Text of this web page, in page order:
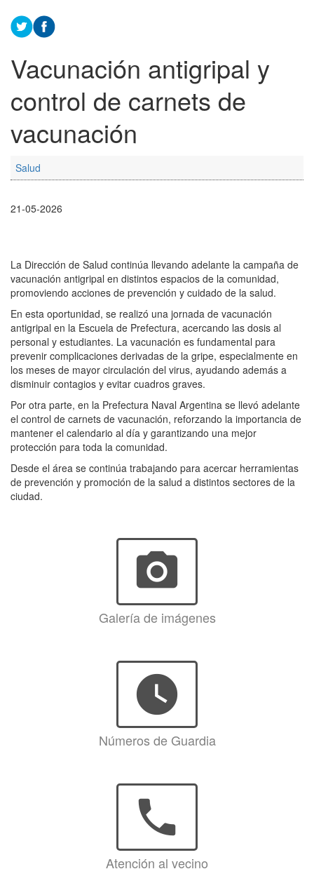
Vacunación antigripal y
control de carnets de
vacunación
Salud
21-05-2026
La Dirección de Salud continúa llevando adelante la campaña de
vacunación antigripal en distintos espacios de la comunidad,
promoviendo acciones de prevención y cuidado de la salud.
En esta oportunidad, se realizó una jornada de vacunación
antigripal en la Escuela de Prefectura, acercando las dosis al
personal y estudiantes. La vacunación es fundamental para
prevenir complicaciones derivadas de la gripe, especialmente en
los meses de mayor circulación del virus, ayudando además a
disminuir contagios y evitar cuadros graves.
Por otra parte, en la Prefectura Naval Argentina se llevó adelante
el control de carnets de vacunación, reforzando la importancia de
mantener el calendario al día y garantizando una mejor
protección para toda la comunidad.
Desde el área se continúa trabajando para acercar herramientas
de prevención y promoción de la salud a distintos sectores de la
ciudad.
photo_camera
Galería de imágenes
watch_later
Números de Guardia
phone
Atención al vecino